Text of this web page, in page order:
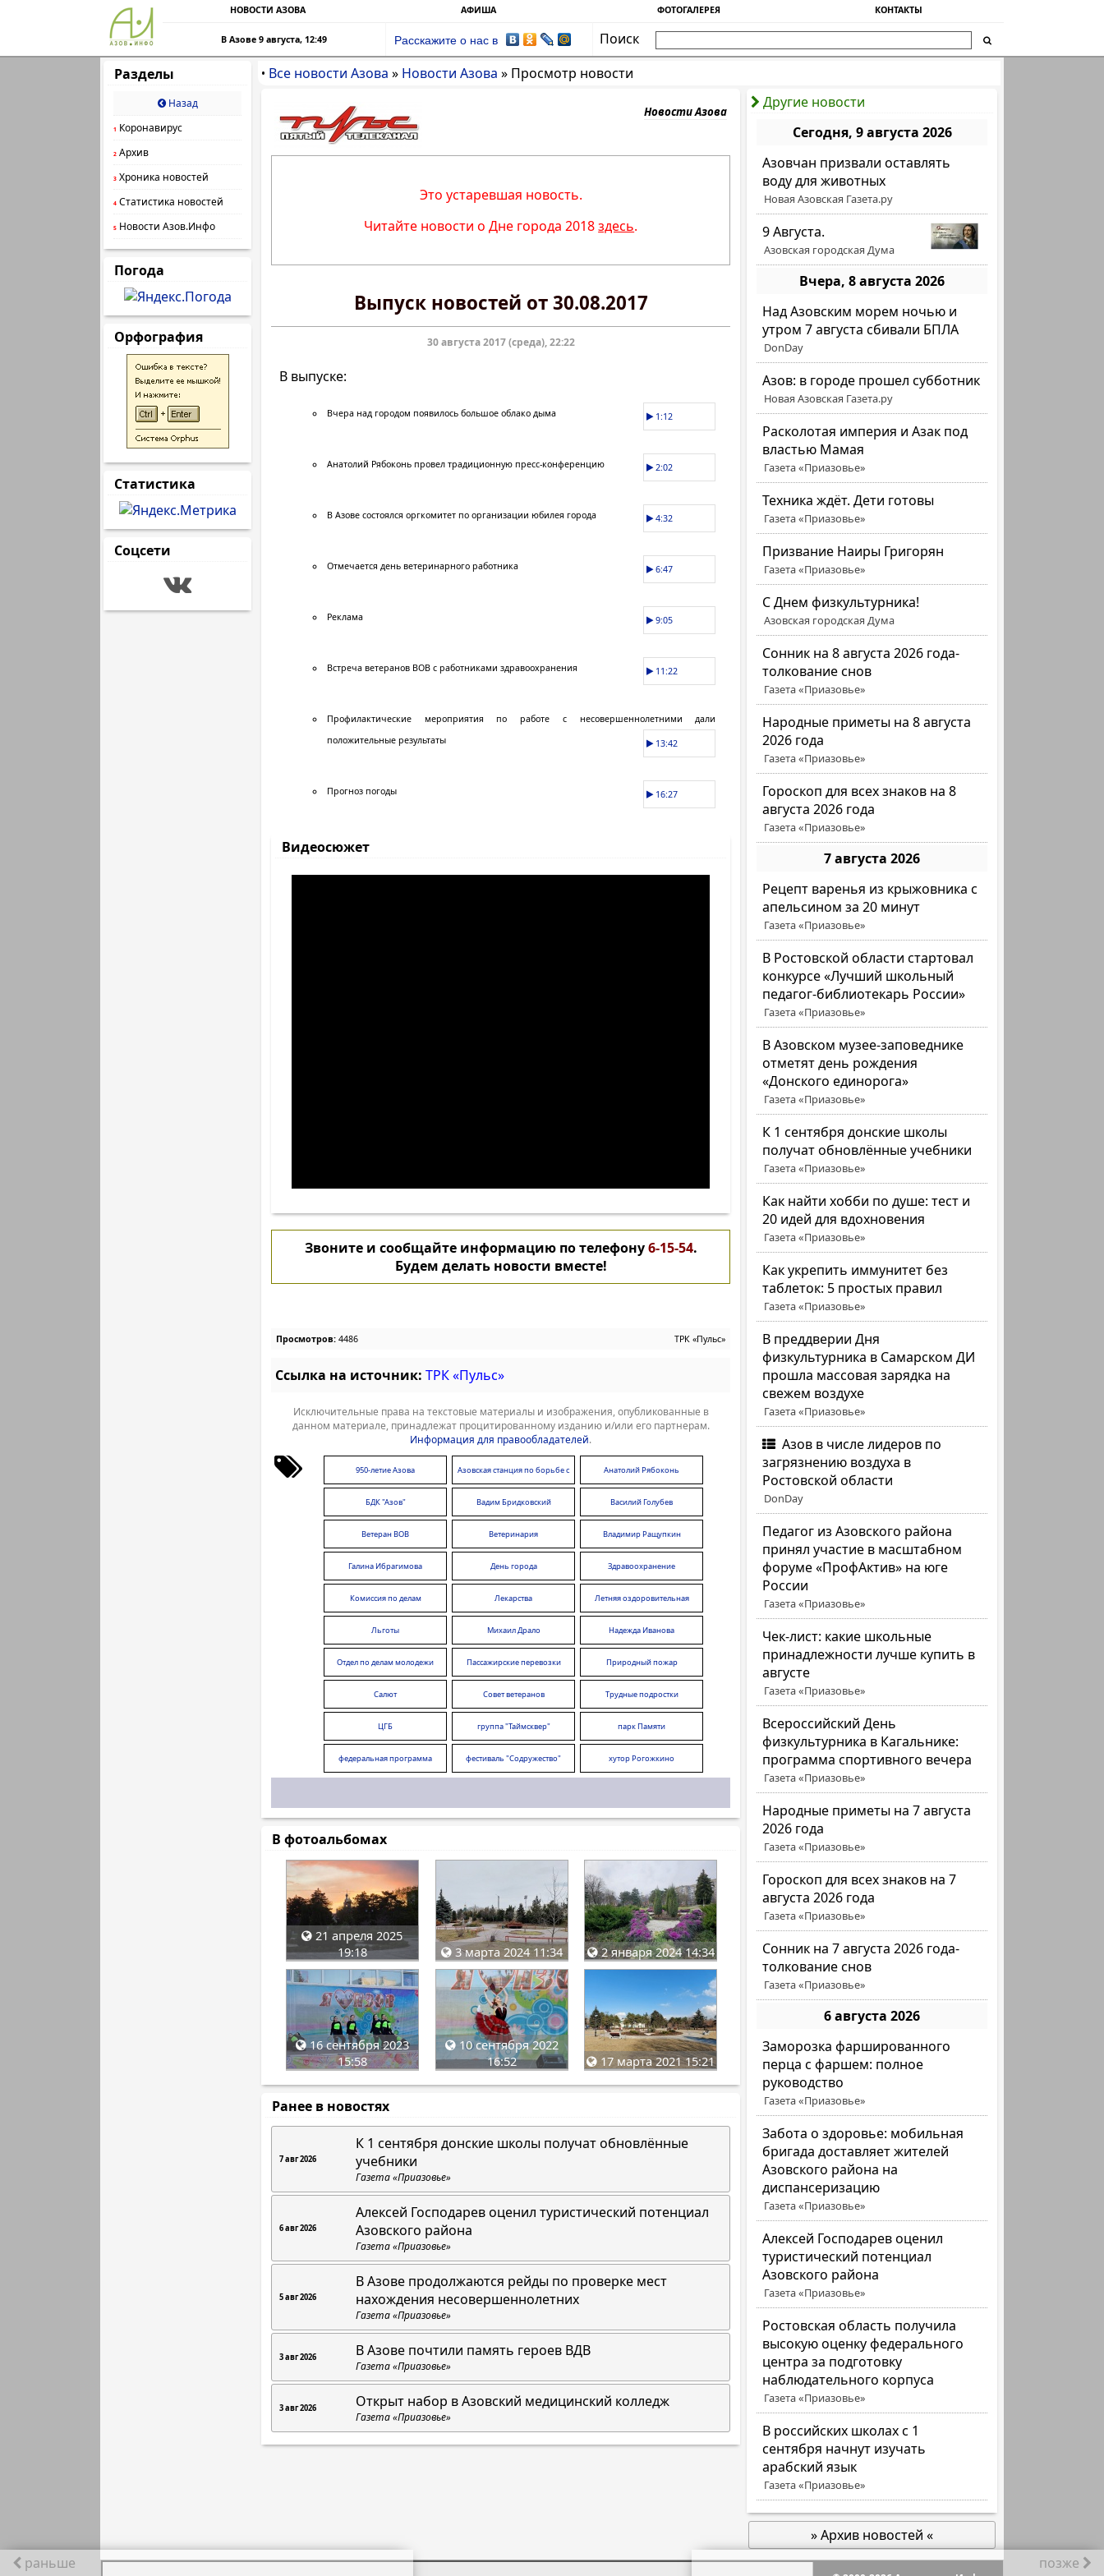
НОВОСТИ АЗОВА АФИША ФОТОГАЛЕРЕЯ КОНТАКТЫ
В Азове 9 августа, 12:49 Расскажите о нас в
Поиск
Разделы
Назад
1 Коронавирус
2 Архив
3 Хроника новостей
4 Статистика новостей
5 Новости Азов.Инфо
Погода
Орфография
Статистика
Соцсети
• Все новости Азова » Новости Азова » Просмотр новости
Другие новости
Сегодня, 9 августа 2026
Азовчан призвали оставлять
воду для животных
Новая Азовская Газета.ру
9 Августа.
Азовская городская Дума
Вчера, 8 августа 2026
Над Азовским морем ночью и
утром 7 августа сбивали БПЛА
DonDay
Азов: в городе прошел субботник
Новая Азовская Газета.ру
Расколотая империя и Азак под
властью Мамая
Газета «Приазовье»
Техника ждёт. Дети готовы
Газета «Приазовье»
Призвание Наиры Григорян
Газета «Приазовье»
C Днем физкультурника!
Азовская городская Дума
Сонник на 8 августа 2026 года-
толкование снов
Газета «Приазовье»
Народные приметы на 8 августа
2026 года
Газета «Приазовье»
Гороскоп для всех знаков на 8
августа 2026 года
Газета «Приазовье»
7 августа 2026
Рецепт варенья из крыжовника с
апельсином за 20 минут
Газета «Приазовье»
В Ростовской области стартовал
конкурсе «Лучший школьный
педагог-библиотекарь России»
Газета «Приазовье»
В Азовском музее-заповеднике
отметят день рождения
«Донского единорога»
Газета «Приазовье»
К 1 сентября донские школы
получат обновлённые учебники
Газета «Приазовье»
Как найти хобби по душе: тест и
20 идей для вдохновения
Газета «Приазовье»
Как укрепить иммунитет без
таблеток: 5 простых правил
Газета «Приазовье»
В преддверии Дня
физкультурника в Самарском ДИ
прошла массовая зарядка на
свежем воздухе
Газета «Приазовье»
Азов в числе лидеров по
загрязнению воздуха в
Ростовской области
DonDay
Педагог из Азовского района
принял участие в масштабном
форуме «ПрофАктив» на юге
России
Газета «Приазовье»
Чек-лист: какие школьные
принадлежности лучше купить в
августе
Газета «Приазовье»
Всероссийский День
физкультурника в Кагальнике:
программа спортивного вечера
Газета «Приазовье»
Народные приметы на 7 августа
2026 года
Газета «Приазовье»
Гороскоп для всех знаков на 7
августа 2026 года
Газета «Приазовье»
Сонник на 7 августа 2026 года-
толкование снов
Газета «Приазовье»
6 августа 2026
Заморозка фаршированного
перца с фаршем: полное
руководство
Газета «Приазовье»
Забота о здоровье: мобильная
бригада доставляет жителей
Азовского района на
диспансеризацию
Газета «Приазовье»
Алексей Господарев оценил
туристический потенциал
Азовского района
Газета «Приазовье»
Ростовская область получила
высокую оценку федерального
центра за подготовку
наблюдательного корпуса
Газета «Приазовье»
В российских школах с 1
сентября начнут изучать
арабский язык
Газета «Приазовье»
» Архив новостей «
Новости Азова
Это устаревшая новость.
Читайте новости о Дне города 2018здесь.
раньше позже
Выпуск новостей от 30.08.2017
30 августа 2017 (среда), 22:22
В выпуске:
Вчера над городом появилось большое облако дыма 1:12
Анатолий Рябоконь провел традиционную пресс-конференцию 2:02
В Азове состоялся оргкомитет по организации юбилея города 4:32
Отмечается день ветеринарного работника 6:47
Реклама 9:05
Встреча ветеранов ВОВ с работниками здравоохранения 11:22
Профилактические мероприятия по работе с несовершеннолетними дали
положительные результаты
13:42
Прогноз погоды 16:27
Видеосюжет
Звоните и сообщайте информацию по телефону6-15-54.
Будем делать новости вместе!
Просмотров: 4486 ТРК «Пульс»
Ссылка на источник: ТРК «Пульс»
Исключительные права на текстовые материалы и изображения, опубликованные в
данном материале, принадлежат процитированному изданию и/или его партнерам.
Информация для правообладателей.
950-летие Азова
Азовская станция по борьбе с
болезнями животных
Анатолий Рябоконь
БДК "Азов" Вадим Бридковский Василий Голубев
Ветеран ВОВ Ветеринария Владимир Ращупкин
Галина Ибрагимова День города Здравоохранение
Комиссия по делам
несовершеннолетних
Лекарства
Летняя оздоровительная
кампания
Льготы
Михаил Драло Надежда Иванова
Отдел по делам молодежи Пассажирские перевозки Природный пожар
Салют Совет ветеранов Трудные подростки
ЦГБ группа "Таймсквер" парк Памяти
федеральная программа
"Формирование комфортной
фестиваль "Содружество" хутор Рогожкино
В фотоальбомах
21 апреля 2025
19:18
3 марта 2024 11:34 2 января 2024 14:34
16 сентября 2023
15:58
10 сентября 2022
16:52
17 марта 2021 15:21
Ранее в новостях
7 авг 2026
К 1 сентября донские школы получат обновлённые
учебники
Газета «Приазовье»
6 авг 2026
Алексей Господарев оценил туристический потенциал
Азовского района
Газета «Приазовье»
5 авг 2026
В Азове продолжаются рейды по проверке мест
нахождения несовершеннолетних
Газета «Приазовье»
3 авг 2026 В Азове почтили память героев ВДВ
Газета «Приазовье»
3 авг 2026 Открыт набор в Азовский медицинский колледж
Газета «Приазовье»